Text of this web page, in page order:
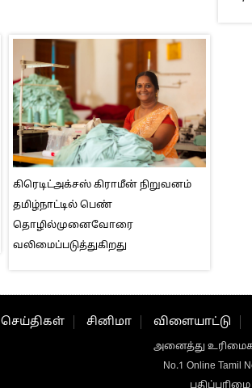
கிரெடிட்அக்சஸ் கிராமீன் நிறுவனம்
தமிழ்நாட்டில் பெண்
தொழில்முனைவோரை
வலிமைப்படுத்துகிறது
செய்திகள் சினிமா விளையாட்டு
அனைத்து
No.1 Online Tamil